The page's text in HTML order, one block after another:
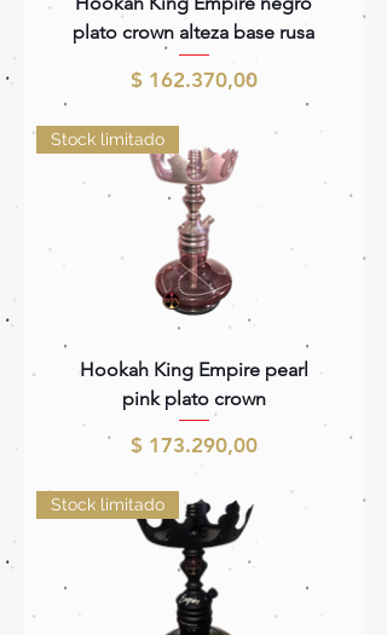
plato crown alteza base rusa
Precio
$ 162.370,00
Stock limitado
Hookah King Empire pearl
pink plato crown
Precio
$ 173.290,00
Stock limitado